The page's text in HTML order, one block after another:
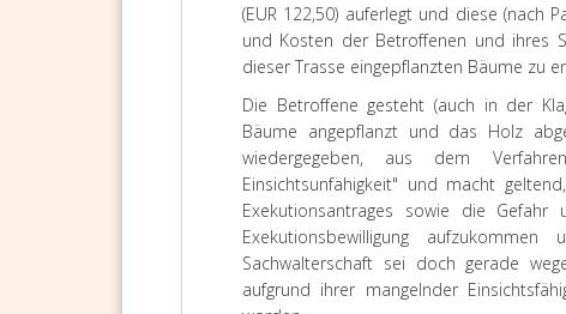
(EUR 122,50) auferlegt und diese (nach
und Kosten der Betroffenen und ihres
dieser Trasse eingepflanzten Bäume zu
Die Betroffene gesteht (auch in der
Bäume angepflanzt und das Holz
wiedergegeben, aus dem
Einsichtsunfähigkeit" und macht
Exekutionsantrages sowie die
Exekutionsbewilligung
Sachwalterschaft sei doch gerade
aufgrund ihrer mangelnder